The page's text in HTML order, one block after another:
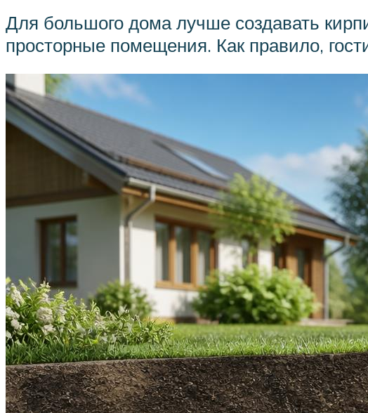
Для большого дома лучше создавать
просторные помещения. Как правило,